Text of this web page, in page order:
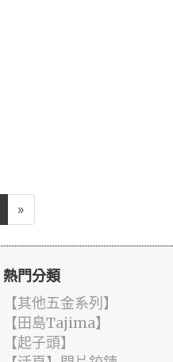
»
熱門分類
【其他五金系列】
【田島Tajima】
【起子頭】